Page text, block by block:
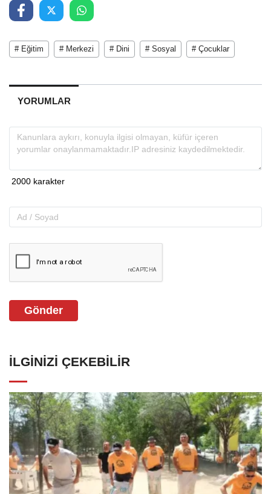
# Eğitim # Merkezi # Dini # Sosyal # Çocuklar
YORUMLAR
Gönder
İLGINIZI ÇEKEBILIR